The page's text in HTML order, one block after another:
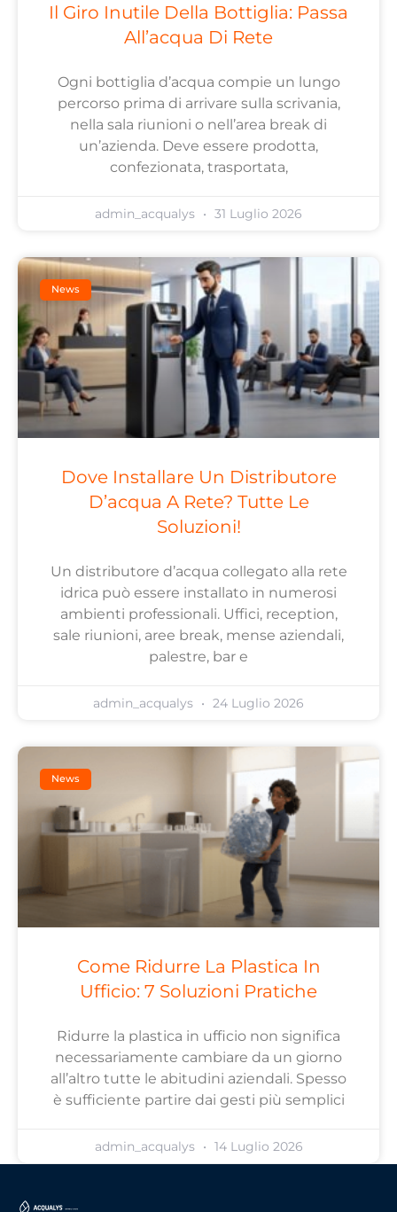
Il Giro Inutile Della Bottiglia: Passa
All’acqua Di Rete
Ogni bottiglia d’acqua compie un lungo
percorso prima di arrivare sulla scrivania,
nella sala riunioni o nell’area break di
un’azienda. Deve essere prodotta,
confezionata, trasportata,
admin_acqualys 31 Luglio 2026
News
Dove Installare Un Distributore
D’acqua A Rete? Tutte Le
Soluzioni!
Un distributore d’acqua collegato alla rete
idrica può essere installato in numerosi
ambienti professionali. Uffici, reception,
sale riunioni, aree break, mense aziendali,
palestre, bar e
admin_acqualys 24 Luglio 2026
News
Come Ridurre La Plastica In
Ufficio: 7 Soluzioni Pratiche
Ridurre la plastica in ufficio non significa
necessariamente cambiare da un giorno
all’altro tutte le abitudini aziendali. Spesso
è sufficiente partire dai gesti più semplici
admin_acqualys 14 Luglio 2026